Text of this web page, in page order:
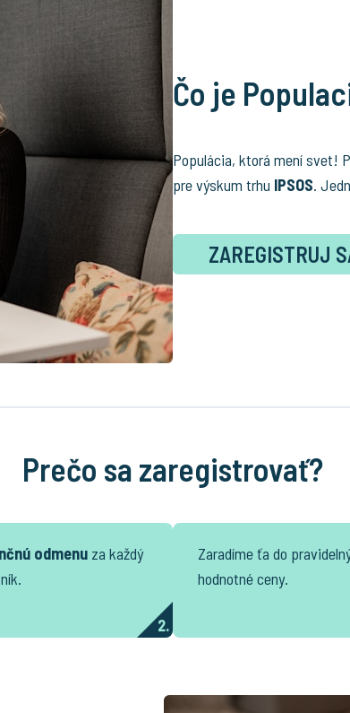
Čo je
Populácia, ktorá mení svet!
pre výskum trhu IPSOS.
ZAREGISTRUJ
Prečo sa zaregistrovať?
odmenu za každý
2.
Zaradíme ťa do
hodnotné ceny.